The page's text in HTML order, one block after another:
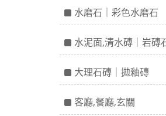
水磨石｜彩色水磨石
水泥面,清水磚｜岩磚
大理石磚｜拋釉磚
客廳,餐廳,玄關